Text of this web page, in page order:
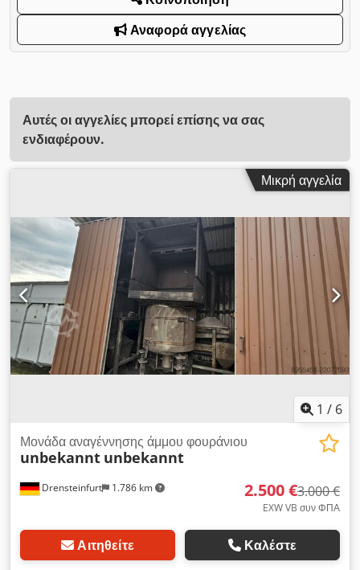
Αναφορά αγγελίας
Αυτές οι αγγελίες μπορεί επίσης να σας
ενδιαφέρουν.
Μικρή αγγελία
1 / 6
Drensteinfurt 1.786 km
Μονάδα αναγέννησης άμμου φουράνιου
unbekannt unbekannt
2.500 €3.000 €
EXW VB συν ΦΠΑ
Αιτηθείτε Καλέστε